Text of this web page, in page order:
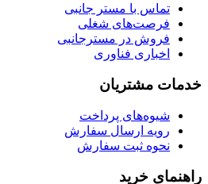
تماس با مستر جانبی
فرصت‌های شغلی
فروش در مسترجانبی
اخباری فناوری
خدمات مشتریان
شیوه‌های پرداخت
رویه ارسال سفارش
نحوه ثبت سفارش
راهنمای خرید